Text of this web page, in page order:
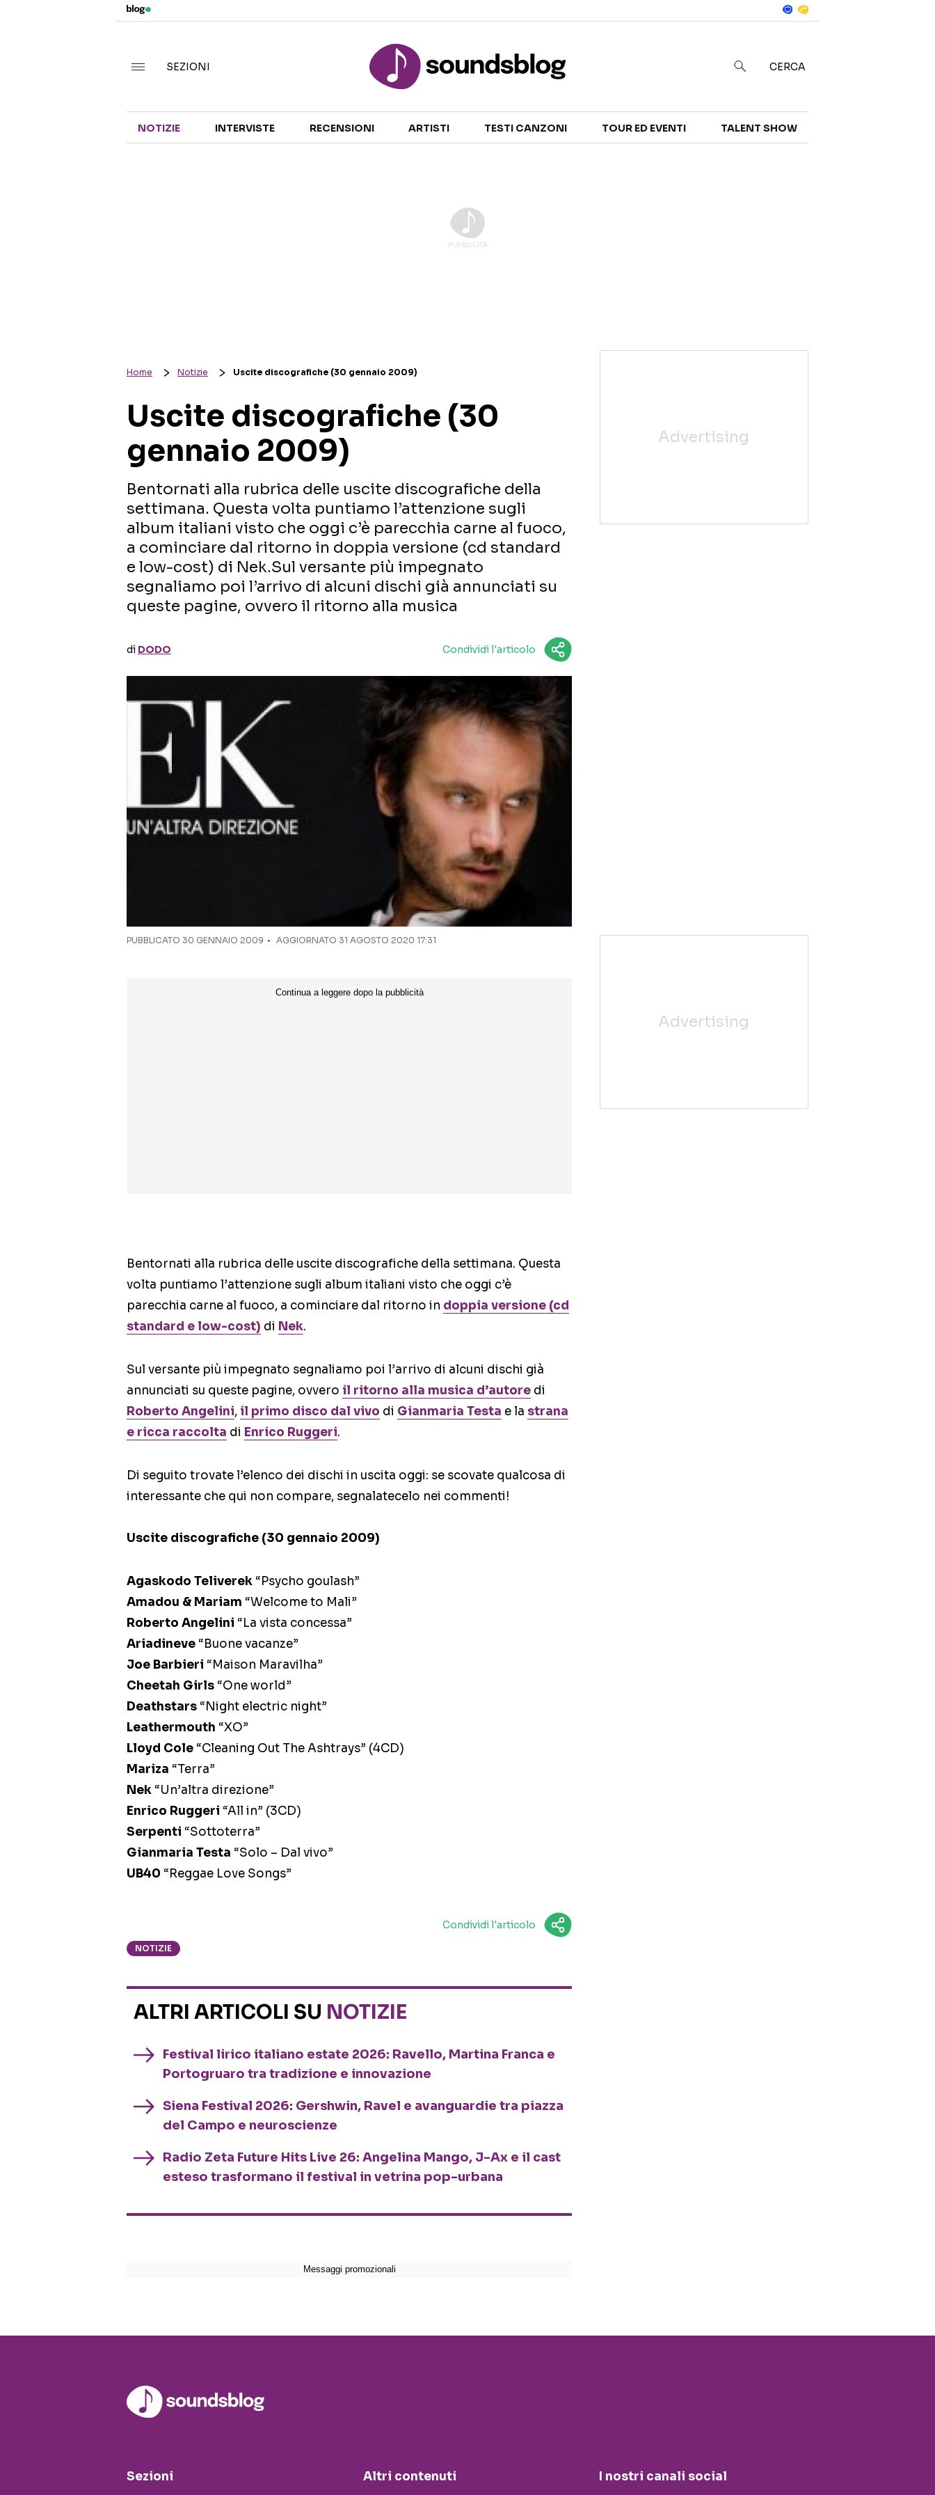
TALENT SHOW
SEZIONI CERCA
NOTIZIE INTERVISTE RECENSIONI ARTISTI TESTI CANZONI TOUR ED EVENTI TALENT SHOW
Home Notizie Uscite discografiche (30 gennaio 2009)
Uscite discografiche (30
gennaio 2009)
Bentornati alla rubrica delle uscite discografiche della
settimana. Questa volta puntiamo l’attenzione sugli
album italiani visto che oggi c’è parecchia carne al fuoco,
a cominciare dal ritorno in doppia versione (cd standard
e low-cost) di Nek.Sul versante più impegnato
segnaliamo poi l’arrivo di alcuni dischi già annunciati su
queste pagine, ovvero il ritorno alla musica
di DODO Condividi l'articolo
PUBBLICATO 30 GENNAIO 2009 AGGIORNATO 31 AGOSTO 2020 17:31
Bentornati alla rubrica delle uscite discografiche della settimana. Questa
volta puntiamo l’attenzione sugli album italiani visto che oggi c’è
parecchia carne al fuoco, a cominciare dal ritorno in doppia versione (cd
standard e low-cost) di Nek.
Sul versante più impegnato segnaliamo poi l’arrivo di alcuni dischi già
annunciati su queste pagine, ovvero il ritorno alla musica d’autore di
Roberto Angelini, il primo disco dal vivo di Gianmaria Testa e la strana
e ricca raccolta di Enrico Ruggeri.
Di seguito trovate l’elenco dei dischi in uscita oggi: se scovate qualcosa di
interessante che qui non compare, segnalatecelo nei commenti!
Uscite discografiche (30 gennaio 2009)
Agaskodo Teliverek “Psycho goulash”
Amadou & Mariam “Welcome to Mali”
Roberto Angelini “La vista concessa”
Ariadineve “Buone vacanze”
Joe Barbieri “Maison Maravilha”
Cheetah Girls “One world”
Deathstars “Night electric night”
Leathermouth “XO”
Lloyd Cole “Cleaning Out The Ashtrays” (4CD)
Mariza “Terra”
Nek “Un’altra direzione”
Enrico Ruggeri “All in” (3CD)
Serpenti “Sottoterra”
Gianmaria Testa “Solo – Dal vivo”
UB40 “Reggae Love Songs”
Condividi l'articolo
NOTIZIE
ALTRI ARTICOLI SU NOTIZIE
Festival lirico italiano estate 2026: Ravello, Martina Franca e
Portogruaro tra tradizione e innovazione
Siena Festival 2026: Gershwin, Ravel e avanguardie tra piazza
del Campo e neuroscienze
Radio Zeta Future Hits Live 26: Angelina Mango, J-Ax e il cast
esteso trasformano il festival in vetrina pop-urbana
Sezioni Altri contenuti I nostri canali social